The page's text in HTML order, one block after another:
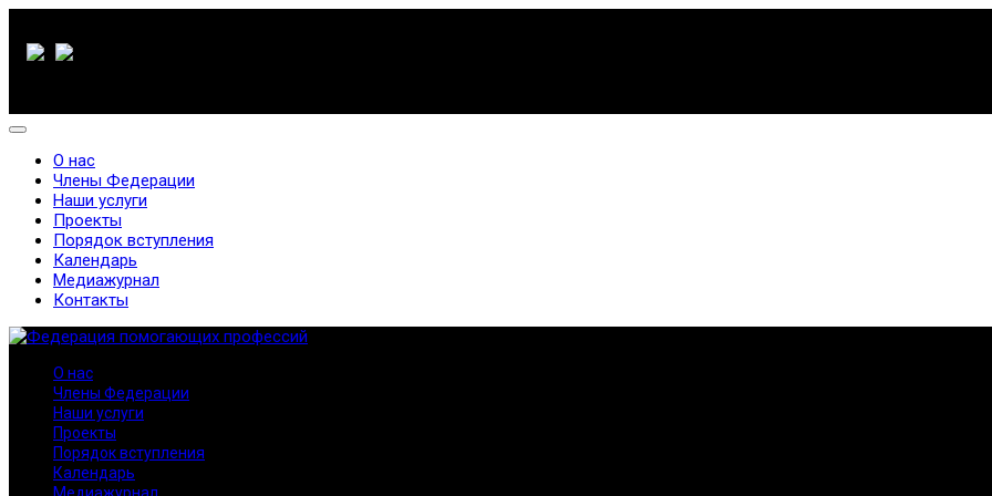
О нас
Члены Федерации
Наши услуги
Проекты
Порядок вступления
Календарь
Медиажурнал
Контакты
О нас
Члены Федерации
Наши услуги
Проекты
Порядок вступления
Календарь